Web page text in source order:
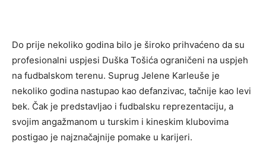
Do prije nekoliko godina bilo je široko prihvaćeno da su
profesionalni uspjesi Duška Tošića ograničeni na uspjeh
na fudbalskom terenu. Suprug Jelene Karleuše je
nekoliko godina nastupao kao defanzivac, tačnije kao levi
bek. Čak je predstavljao i fudbalsku reprezentaciju, a
svojim angažmanom u turskim i kineskim klubovima
postigao je najznačajnije pomake u karijeri.